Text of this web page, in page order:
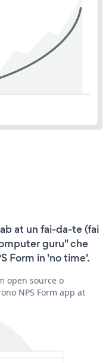
at un fai-da-te (fai
guru" che
Form in 'no time'.
open source o
NPS Form app at